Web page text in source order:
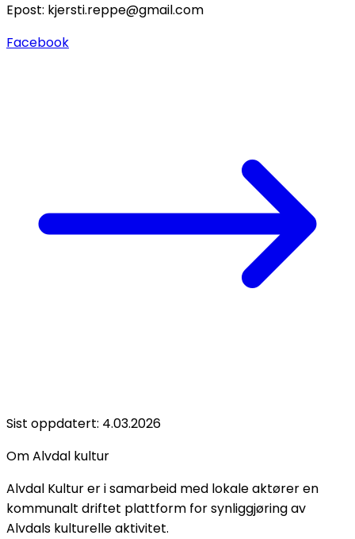
Epost: kjersti.reppe@gmail.com
Facebook
Sist oppdatert: 4.03.2026
Om Alvdal kultur
Alvdal Kultur er i samarbeid med lokale aktører en
kommunalt driftet plattform for synliggjøring av
Alvdals kulturelle aktivitet.